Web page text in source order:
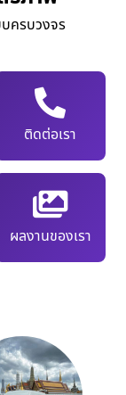
ครบวงจร
ติดต่อเรา
ผลงานของเรา